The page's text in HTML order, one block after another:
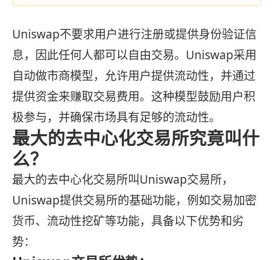
Uniswap不要求用户进行注册或提供身份验证信
息，因此任何人都可以自由交易。Uniswap采用
自动做市商模型，允许用户提供流动性，并通过
提供资金来赚取交易费用。这种模型鼓励用户积
极参与，并确保市场具有足够的流动性。
最大的去中心化交易所究竟叫什
么？
最大的去中心化交易所叫Uniswap交易所，
Uniswap提供交易所的基础功能，例如交易加密
货币、流动性挖矿等功能，具备以下优势和劣
势：